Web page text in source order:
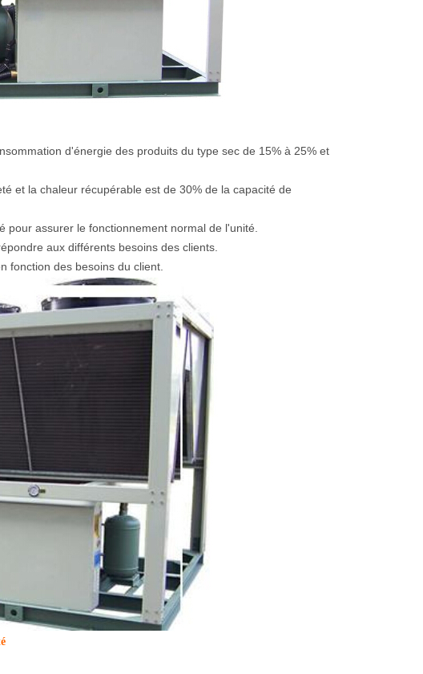
d'énergie des produits du type sec de 15% à 25% et
et la chaleur récupérable est de 30% de la capacité de
assurer le fonctionnement normal de l'unité.
aux différents besoins des clients.
fonction des besoins du client.